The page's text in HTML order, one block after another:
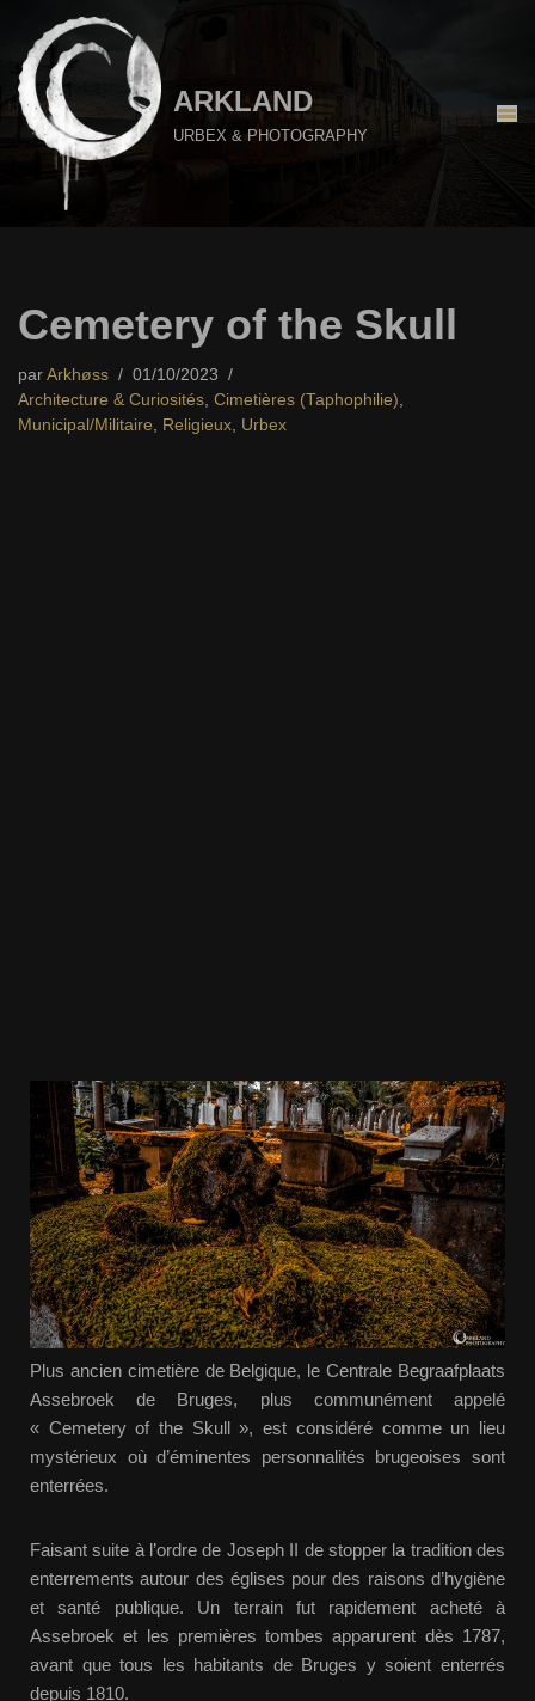
Aller
au
contenu
ARKLAND
URBEX & PHOTOGRAPHY
Cemetery of the Skull
par Arkhøss
01/10/2023
Architecture & Curiosités, Cimetières (Taphophilie),
Municipal/Militaire, Religieux, Urbex
Plus ancien cimetière de Belgique, le Centrale Begraafplaats
Assebroek de Bruges, plus communément appelé
« Cemetery of the Skull », est considéré comme un lieu
mystérieux où d’éminentes personnalités brugeoises sont
enterrées.
Faisant suite à l’ordre de Joseph II de stopper la tradition des
enterrements autour des églises pour des raisons d’hygiène
et santé publique. Un terrain fut rapidement acheté à
Assebroek et les premières tombes apparurent dès 1787,
avant que tous les habitants de Bruges y soient enterrés
depuis 1810.